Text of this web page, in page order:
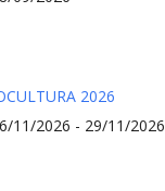
2026
11/2026 - 29/11/2026